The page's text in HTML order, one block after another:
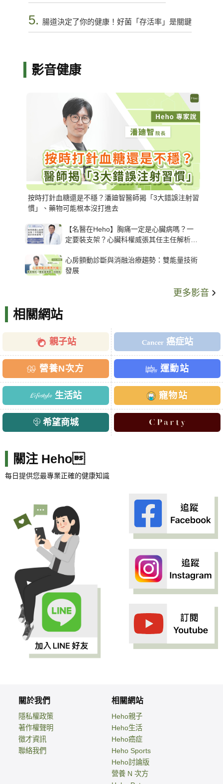
5. 腸道決定了你的健康！好菌「存活率」是關鍵
影音健康
按時打針血糖還是不穩？潘廸智醫師揭「3大錯誤注射習
慣」、藥物可能根本沒打進去
【名醫在Heho】胸痛一定是心臟病嗎？一
定要裝支架？心臟科權威張其任主任解析支
心房顫動診斷與消融治療趨勢：雙能量技術
發展
更多影音
相關網站
親子站 癌症站
營養N次方 運動站
生活站 寵物站
希望商城
關注 Heho
每日提供您最專業正確的健康知識
關於我們
隱私權政策
著作權聲明
徵才資訊
聯絡我們
相關網站
Heho親子
Heho生活
Heho癌症
Heho Sports
Heho討論版
營養 N 次方